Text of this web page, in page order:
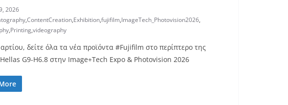
2026
,ContentCreation,Exhibition,fujifilm,ImageTech_Photovision2026,
,Printing,videography
δείτε όλα τα νέα προϊόντα #Fujifilm στο περίπτερο της
G9-H6.8 στην Image+Tech Expo & Photovision 2026